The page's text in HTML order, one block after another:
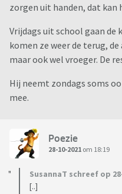
zorgen uit handen, dat kan
Vrijdags uit school gaan de
komen ze weer de terug,
maar ook wel vroeger. De
Hij neemt zondags soms
mee.
Poezie
28-10-2021 om 18:19
SusannaT schreef op
[..]